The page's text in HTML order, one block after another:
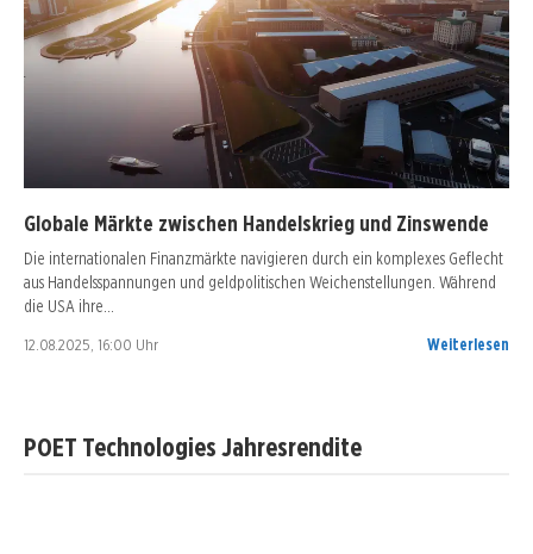
Globale Märkte zwischen Handelskrieg und Zinswende
Die internationalen Finanzmärkte navigieren durch ein komplexes Geflecht
aus Handelsspannungen und geldpolitischen Weichenstellungen. Während
die USA ihre…
12.08.2025, 16:00 Uhr Weiterlesen
POET Technologies Jahresrendite